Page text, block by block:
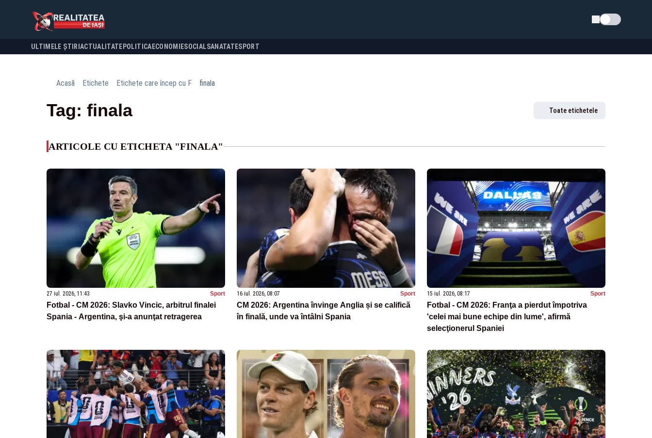
Schimba tema
ULTIMELE ȘTIRI ACTUALITATE POLITICA ECONOMIESOCIALSANATATESPORT
Acasă Etichete Etichete care încep cu F finala
Tag: finala Toate etichetele
ARTICOLE CU ETICHETA "FINALA"
27 iul. 2026, 11:43 Sport
Fotbal - CM 2026: Slavko Vincic, arbitrul finalei
Spania - Argentina, şi-a anunţat retragerea
16 iul. 2026, 08:07 Sport
CM 2026: Argentina învinge Anglia și se califică
în finală, unde va întâlni Spania
15 iul. 2026, 08:17 Sport
Fotbal - CM 2026: Franţa a pierdut împotriva
'celei mai bune echipe din lume', afirmă
selecţionerul Spaniei